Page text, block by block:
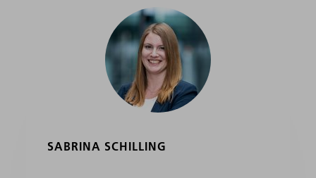
SABRINA SCHILLING